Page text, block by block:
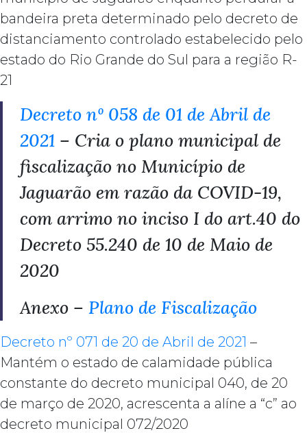
bandeira preta determinado pelo decreto de
distanciamento controlado estabelecido pelo
estado do Rio Grande do Sul para a região R-
21
Decreto nº 058 de 01 de Abril de
2021 – Cria o plano municipal de
fiscalização no Município de
Jaguarão em razão da COVID-19,
com arrimo no inciso I do art.40 do
Decreto 55.240 de 10 de Maio de
2020
Anexo – Plano de Fiscalização
Decreto nº 071 de 20 de Abril de 2021 –
Mantém o estado de calamidade pública
constante do decreto municipal 040, de 20
de março de 2020, acrescenta a alíne a “c” ao
decreto municipal 072/2020